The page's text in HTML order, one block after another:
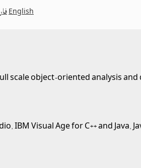
English
scale object-oriented analysis
IBM Visual Age for C++ and Java,